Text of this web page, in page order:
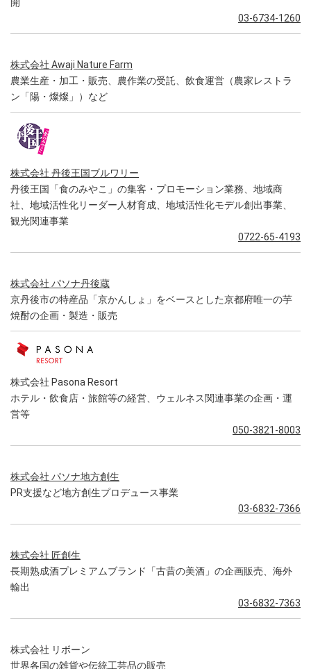
03-6734-1260
株式会社 Awaji Nature Farm
農業生産・加工・販売、農作業の受託、飲食運営（農家レストラ
ン「陽・燦燦」）など
株式会社 丹後王国ブルワリー
丹後王国「食のみやこ」の集客・プロモーション業務、地域商
社、地域活性化リーダー人材育成、地域活性化モデル創出事業、
観光関連事業
0722-65-4193
株式会社 パソナ丹後蔵
京丹後市の特産品「京かんしょ」をベースとした京都府唯一の芋
焼酎の企画・製造・販売
株式会社 Pasona Resort
ホテル・飲食店・旅館等の経営、ウェルネス関連事業の企画・運
営等
050-3821-8003
株式会社 パソナ地方創生
PR支援など地方創生プロデュース事業
03-6832-7366
株式会社 匠創生
長期熟成酒プレミアムブランド「古昔の美酒」の企画販売、海外
輸出
03-6832-7363
株式会社 リボーン
世界各国の雑貨や伝統工芸品の販売